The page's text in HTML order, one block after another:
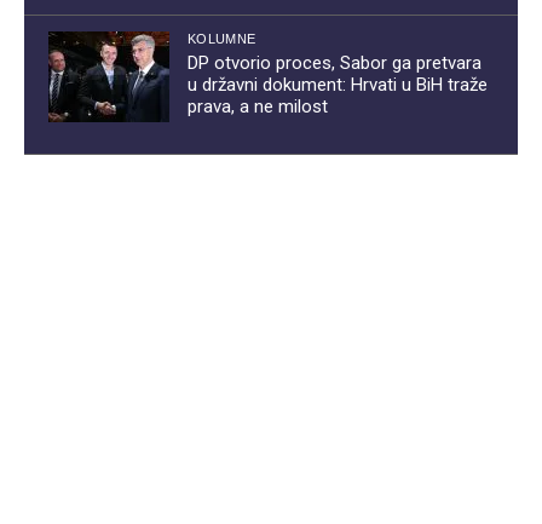
KOLUMNE
DP otvorio proces, Sabor ga pretvara
u državni dokument: Hrvati u BiH traže
prava, a ne milost